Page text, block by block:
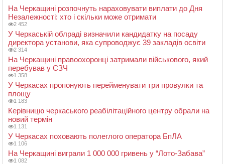
На Черкащині розпочнуть нараховувати виплати до Дня
Незалежності: хто і скільки може отримати
2 452
У Черкаській облраді визначили кандидатку на посаду
директора установи, яка супроводжує 39 закладів освіти
2 314
На Черкащині правоохоронці затримали військового, який
перебував у СЗЧ
1 358
У Черкасах пропонують перейменувати три провулки та
площу
1 183
Керівницю черкаського реабілітаційного центру обрали на
новий термін
1 131
У Черкасах поховають полеглого оператора БпЛА
1 106
На Черкащині виграли 1 000 000 гривень у “Лото-Забава”
1 082